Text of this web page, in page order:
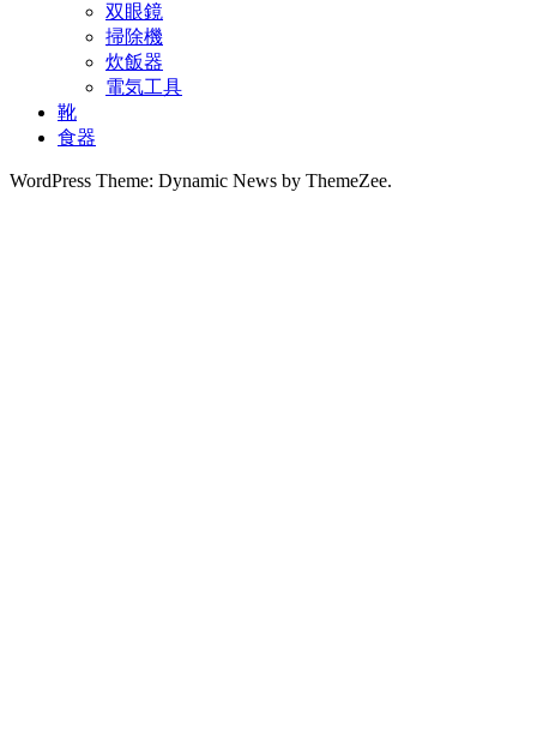
双眼鏡
掃除機
炊飯器
電気工具
靴
食器
WordPress Theme: Dynamic News by ThemeZee.